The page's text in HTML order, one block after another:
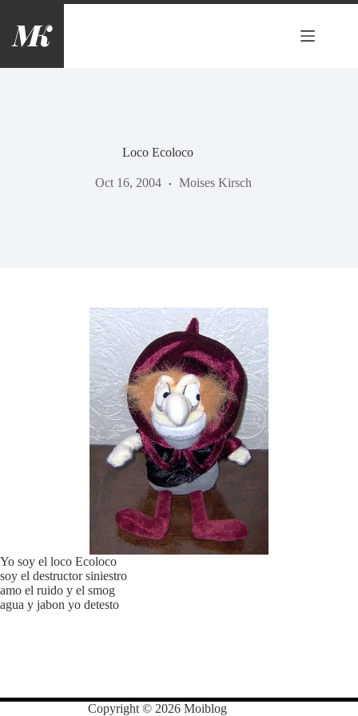
contenido
Loco Ecoloco
Oct 16, 2004 Moises Kirsch
Yo soy el loco Ecoloco
soy el destructor siniestro
amo el ruido y el smog
agua y jabon yo detesto
Copyright © 2026 Moiblog